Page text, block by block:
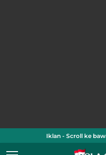
Iklan - Scroll ke